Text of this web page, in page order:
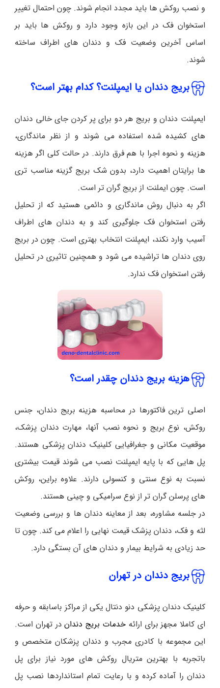
و نصب روکش ها باید مجدد انجام شوند. چون احتمال تغییر
استخوان فک در این بازه وجود دارد و روکش ها باید بر
اساس آخرین وضعیت فک و دندان های اطراف ساخته
شوند.
بریج دندان یا ایمپلنت؟ کدام بهتر است؟
ایمپلنت دندان و بریج هر دو برای پر کردن جای خالی دندان
های کشیده شده استفاده می شوند و از نظر ماندگاری،
هزینه و نحوه اجرا با هم فرق دارند. در حالت کلی اگر هزینه
ها برایتان اهمیت دارد، بدون شک بریج گزینه مناسب تری
است. چون ایملنت از بریج گران تر است.
اگر به دنبال روش ماندگاری و دائمی هستید که از تحلیل
رفتن استخوان فک جلوگیری کند و به دندان های اطراف
آسیب وارد نکند، ایمپلنت انتخاب بهتری است. چون در بریج
روی دندان ها تراشیده می شود و همچنین تاثیری در تحلیل
رفتن استخوان فک ندارد.
هزینه بریج دندان چقدر است؟
اصلی ترین فاکتورها در محاسبه هزینه بریج دندان، جنس
روکش، نوع بریج و نحوه نصب آنها، مهارت دندان پزشک،
موقعیت مکانی و جغرافیایی کلینیک دندان پزشکی هستند.
پل هایی که با پایه ایمپلنت نصب می شوند قیمت بیشتری
نسبت به نوع سنتی و کنسولی دارند. علاوه براین، روکش
های پرسلن گران تر از نوع سرامیکی و چینی هستند.
در جلسه مشاوره، بعد از معاینه دندان ها و بررسی وضعیت
لثه و فک، دندان پزشک قیمت نهایی را اعلام می کند. چون تا
حد زیادی به شرایط بیمار و دندان های آن بستگی دارد.
بریج دندان در تهران
کلینیک دندان پزشکی دنو دنتال یکی از مراکز باسابقه و حرفه
ای کاملا مجهز برای ارائه خدمات بریج دنداندر تهران است.
این مجموعه با کادری مجرب و دندان پزشکان متخصص و
باتجربه با بهترین متریال روکش های مورد نیاز برای پل
دندان را آماده کرده و با رعایت تمام استانداردها نصب پل